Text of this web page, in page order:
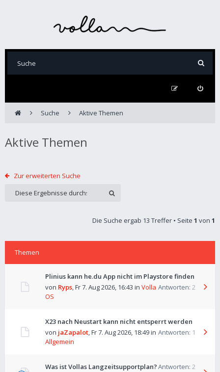
Suche Aktive Themen
Aktive Themen
Zur erweiterten Suche
Die Suche ergab 13 Treffer • Seite 1 von 1
Themen
Plinius kann he.du App nicht im Playstore finden
Antworten: 2
von Ryps,Fr 7. Aug 2026, 16:43 in Volla
OS
X23 nach Neustart kann nicht entsperrt werden
Antworten: 1
von jaZapalot,Fr 7. Aug 2026, 18:49in
Allgemein
Was ist Vollas Langzeitsupportplan?Antworten: 2